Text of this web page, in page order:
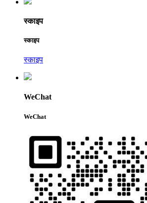
स्काइप
स्काइप
स्काइप
WeChat
WeChat